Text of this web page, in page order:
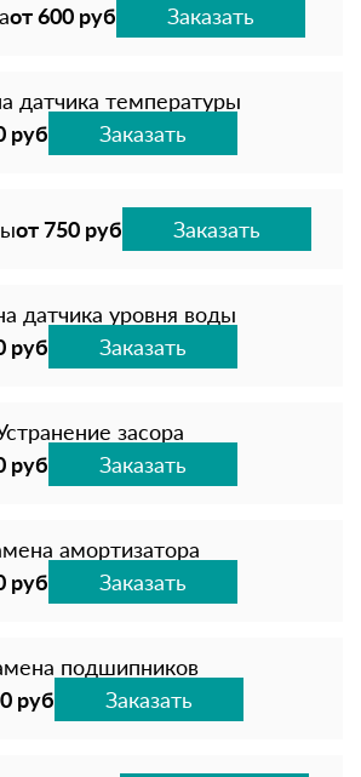
от 600 руб Заказать
датчика температуры
руб
Заказать
от 750 руб Заказать
датчика уровня воды
руб
Заказать
засора
руб
Заказать
амортизатора
руб
Заказать
подшипников
руб
Заказать